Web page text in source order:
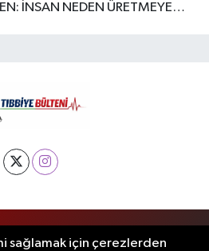
İNSAN NEDEN ÜRETMEYE
sağlamak için çerezlerden